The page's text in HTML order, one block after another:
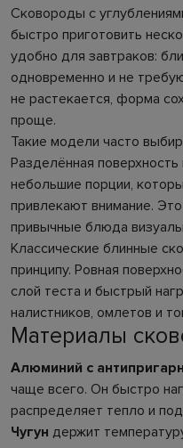
Сковороды с
быстро приготовить
удобно для завтраков:
одновременно и не
не растекается, форма
проще.
Такие модели часто
Разделённая
небольшие порции,
привлекают внимание.
привычные блюда
Классические блинные
принципу. Ровная
слой теста и быстрый
налистников, омлетов и
Материалы
Алюминий с
чаще всего. Он быстро
распределяет тепло и
Чугун держит